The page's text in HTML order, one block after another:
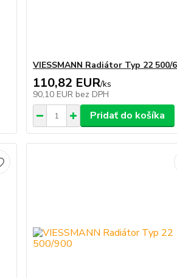
VIESSMANN Radiátor Typ 22 500/
110,82 EUR/ks
90,10 EUR bez DPH
Pridať do košíka